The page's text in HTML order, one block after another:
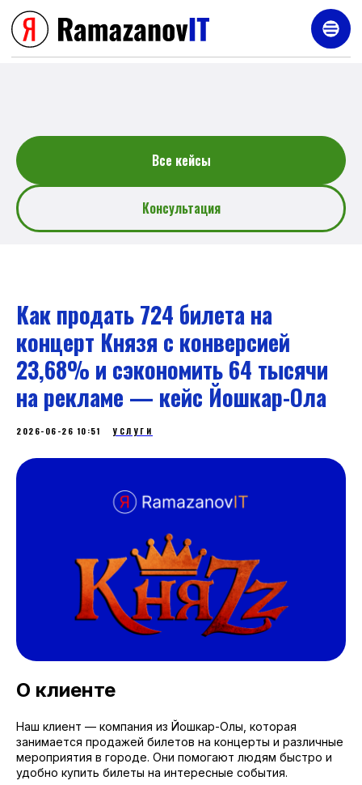
Услуги
Все кейсы
Консультация
Как продать 724 билета на
концерт Князя с конверсией
23,68% и сэкономить 64 тысячи
на рекламе — кейс Йошкар-Ола
2026-06-26 10:51 УСЛУГИ
О клиенте
Наш клиент — компания из Йошкар-Олы, которая
занимается продажей билетов на концерты и различные
мероприятия в городе. Они помогают людям быстро и
удобно купить билеты на интересные события.